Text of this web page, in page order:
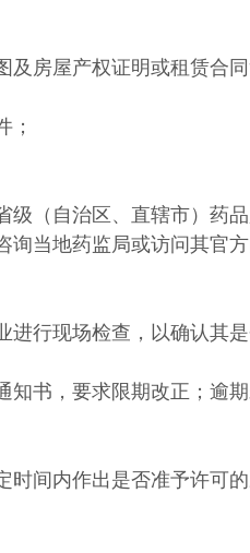
房屋产权证明或租赁合同
；
（自治区、直辖市）药
当地药监局或访问其官方
行现场检查，以确认其
书，要求限期改正；逾
间内作出是否准予许可